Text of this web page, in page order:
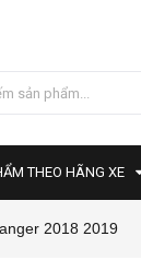
THEO HÃNG XE
2018 2019